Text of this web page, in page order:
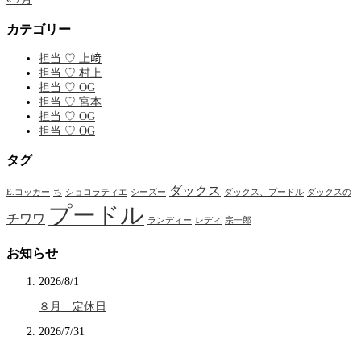
カテゴリー
担当 ♡ 上﨑
担当 ♡ 村上
担当 ♡ OG
担当 ♡ 宮本
担当 ♡ OG
担当 ♡ OG
タグ
E.コッカー ち ショコラティエ シーズー ダックス ダックス、プードル ダックスの
チワワ プードル ランディー レディ 宗一郎
お知らせ
2026/8/1
８月 定休日
2026/7/31